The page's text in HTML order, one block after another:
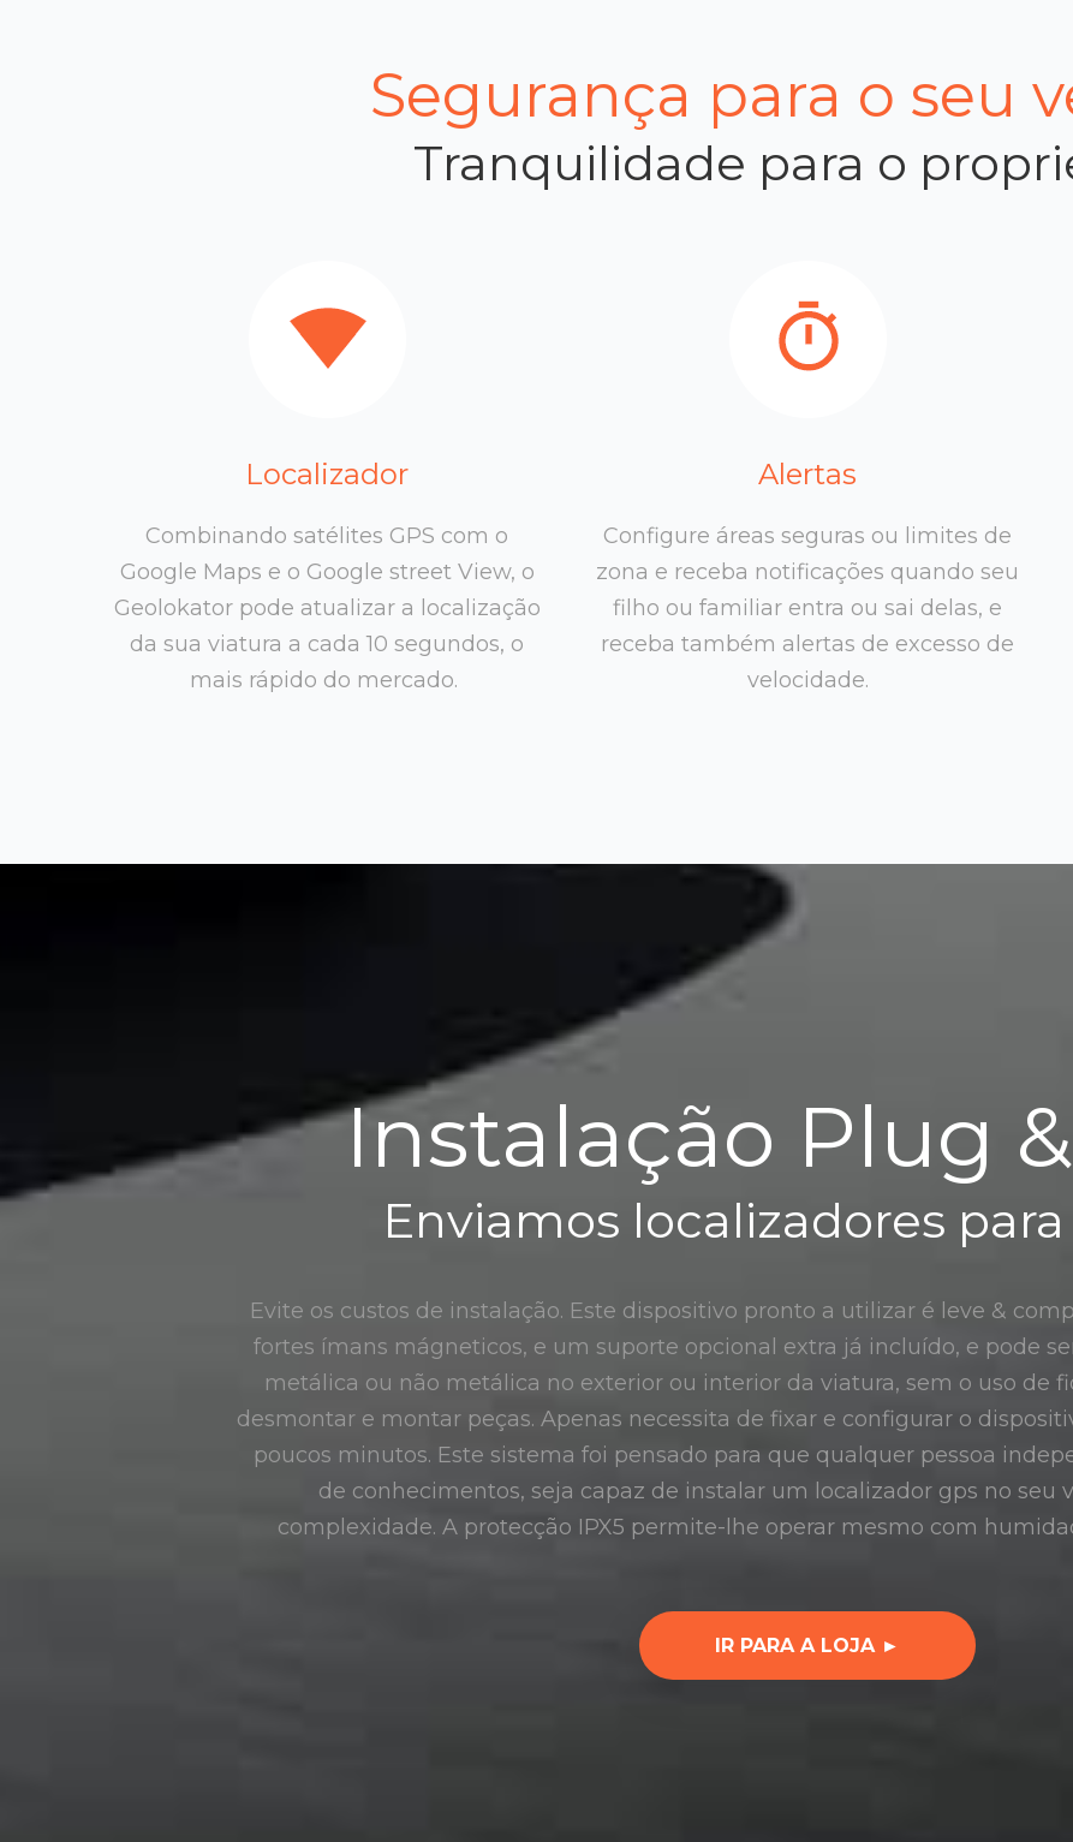
Segurança para o seu
Tranquilidade para o
Localizador
Combinando satélites GPS com o
Google Maps e o Google street View, o
Geolokator pode atualizar a localização
da sua viatura a cada 10 segundos, o
mais rápido do mercado.
Alertas
Configure áreas seguras ou limites de
zona e receba notificações quando seu
filho ou familiar entra ou sai delas, e
receba também alertas de excesso de
velocidade.
Instalação Plug
Enviamos localizadores
Evite os custos de instalação. Este dispositivo pronto a utilizar é leve &
fortes ímans mágneticos, e um suporte opcional extra já incluído, e pode
metálica ou não metálica no exterior ou interior da viatura, sem o uso de
desmontar e montar peças. Apenas necessita de fixar e configurar o
poucos minutos. Este sistema foi pensado para que qualquer pessoa
de conhecimentos, seja capaz de instalar um localizador gps no seu
complexidade. A protecção IPX5 permite-lhe operar mesmo com
IR PARA A LOJA ►